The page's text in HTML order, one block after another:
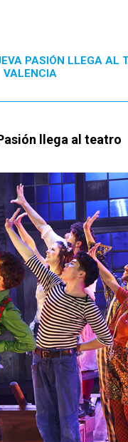
PASIÓN LLEGA AL
VALENCIA
llega al teatro